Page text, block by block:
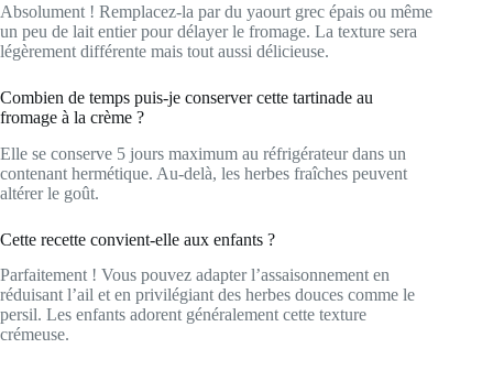
Absolument ! Remplacez-la par du yaourt grec épais ou même
un peu de lait entier pour délayer le fromage. La texture sera
légèrement différente mais tout aussi délicieuse.
Combien de temps puis-je conserver cette tartinade au
fromage à la crème ?
Elle se conserve 5 jours maximum au réfrigérateur dans un
contenant hermétique. Au-delà, les herbes fraîches peuvent
altérer le goût.
Cette recette convient-elle aux enfants ?
Parfaitement ! Vous pouvez adapter l’assaisonnement en
réduisant l’ail et en privilégiant des herbes douces comme le
persil. Les enfants adorent généralement cette texture
crémeuse.